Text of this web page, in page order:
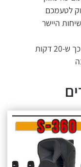
לטעמכם
היישר
טעינה מהירה דרך חיבור USB-C כך ש-20 דקות